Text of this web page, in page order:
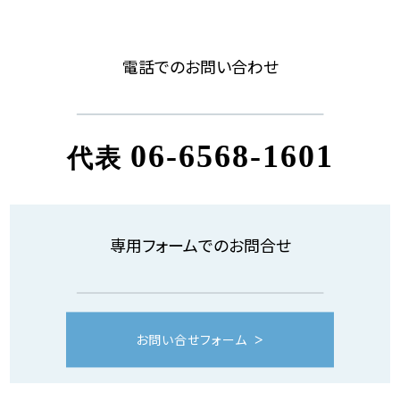
電話でのお問い合わせ
代表 06-6568-1601
専用フォームでのお問合せ
お問い合せフォーム